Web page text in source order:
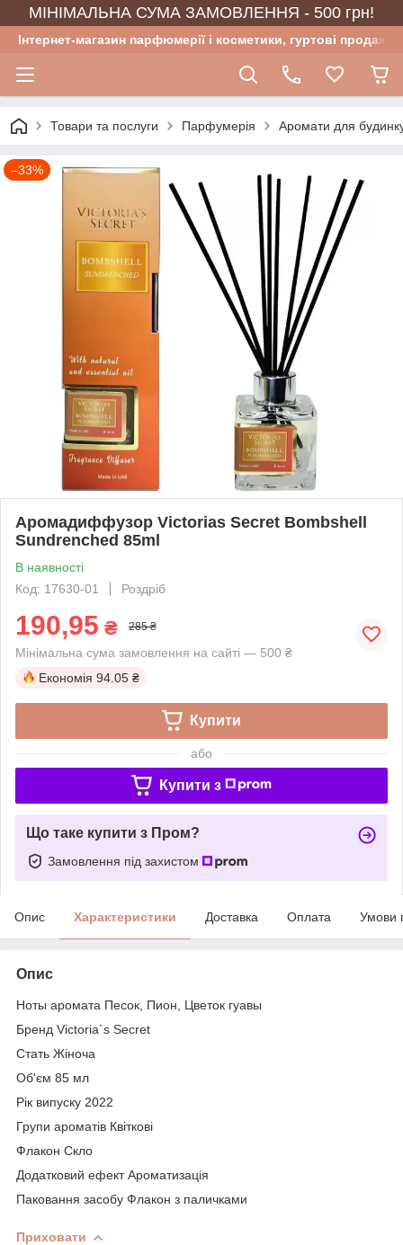
МІНІМАЛЬНА СУМА ЗАМОВЛЕННЯ - 500 грн!
Інтернет-магазин парфюмерії і косметики, гуртові продажі
Товари та послуги Парфумерія Аромати для
–33%
Аромадиффузор Victorias Secret Bombshell
Sundrenched 85ml
В наявності
Код: 17630-01
Роздріб
190,95 ₴ 285 ₴
Мінімальна сума замовлення на сайті — 500 ₴
Економія 94.05 ₴
Купити
або
Купити з
Що таке купити з Пром?
Замовлення під захистом
Опис Характеристики Доставка Оплата Умови
Опис
Ноты аромата Песок, Пион, Цветок гуавы
Бренд Victoria`s Secret
Стать Жіноча
Об'єм 85 мл
Рік випуску 2022
Групи ароматів Квіткові
Флакон Скло
Додатковий ефект Ароматизація
Паковання засобу Флакон з паличками
Приховати